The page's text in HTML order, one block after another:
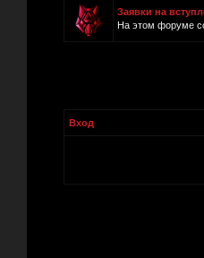
Заявки на
На этом форуме
Вход